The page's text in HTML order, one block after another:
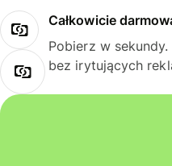
Całkowicie
Pobierz w
bez irytujących